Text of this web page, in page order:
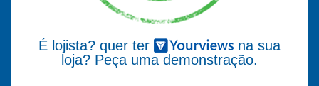
É lojista? quer ter
na sua
loja? Peça uma demonstração.